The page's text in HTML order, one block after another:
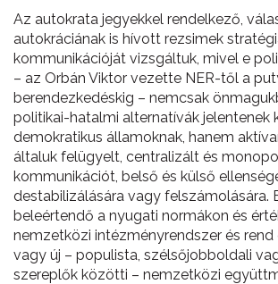
Az autokrata jegyekkel rendelkező,
autokráciának is hívott rezsimek
kommunikációját vizsgáltuk, mivel e
– az Orbán Viktor vezette NER-től a
berendezkedéskig – nemcsak
politikai-hatalmi alternatívák jelentenek
demokratikus államoknak, hanem
általuk felügyelt, centralizált és
kommunikációt, belső és külső
destabilizálására vagy felszámolására.
beleértendő a nyugati normákon és
nemzetközi intézményrendszer és
vagy új – populista, szélsőjobboldali
szereplők közötti – nemzetközi